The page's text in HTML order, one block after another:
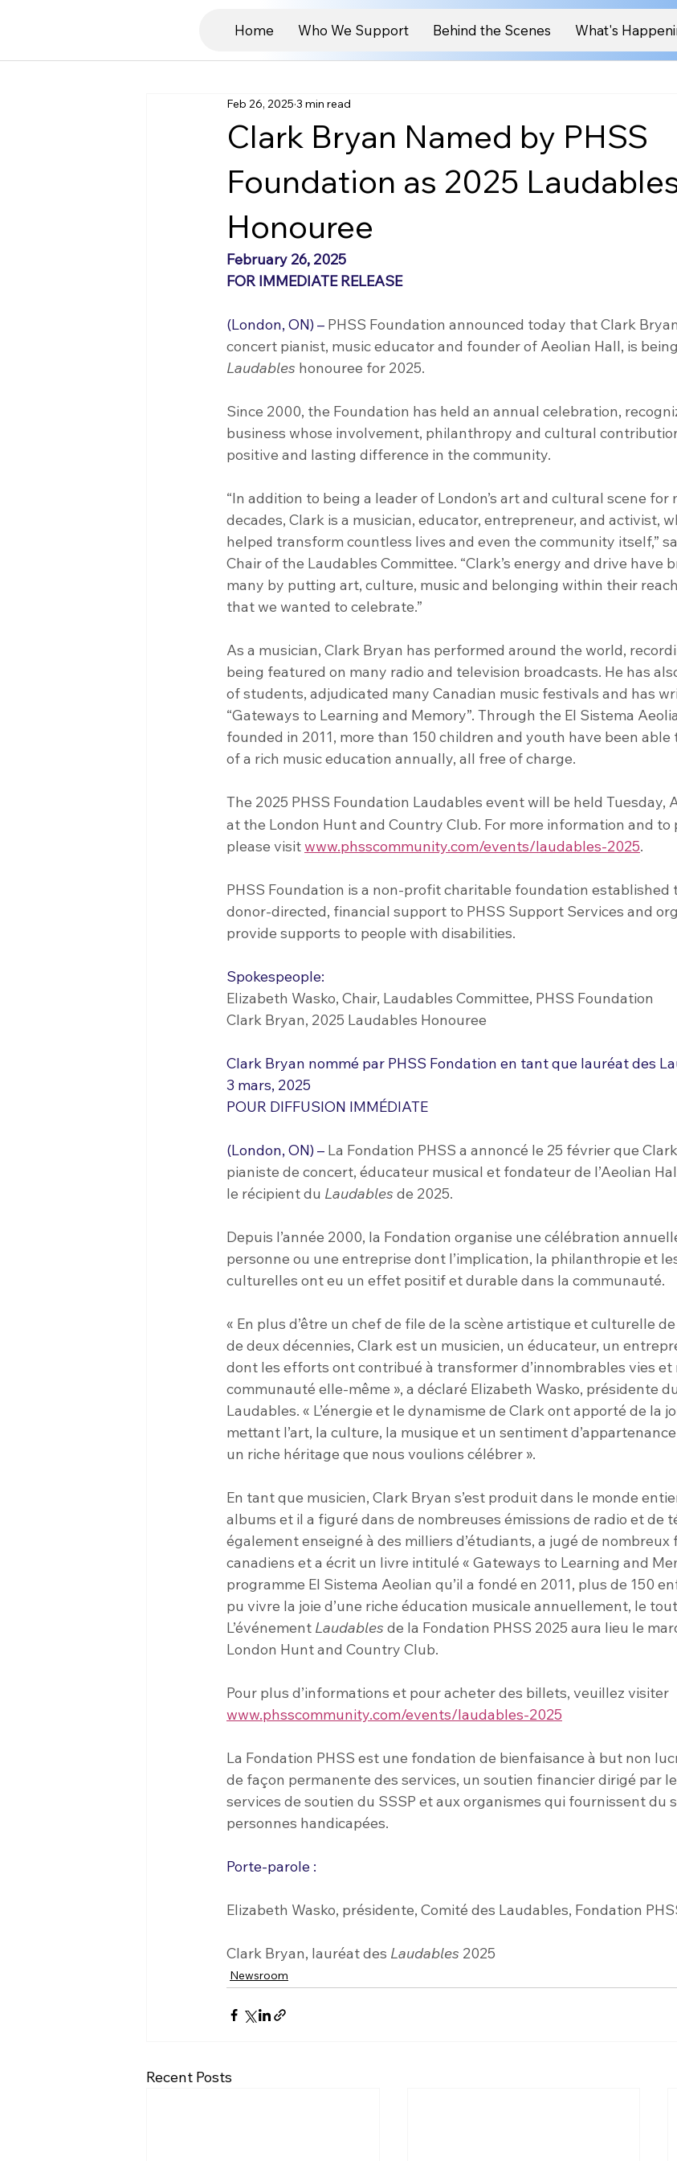
Home Who We Support Behind the Scenes What's
Clark Bryan Named by PHSS
Foundation as 2025
Honouree
Feb 26, 2025 3 min read
February 26, 2025
FOR IMMEDIATE RELEASE
(London, ON) – PHSS Foundation announced today that Clark
concert pianist, music educator and founder of Aeolian Hall, is
Laudables honouree for 2025.
Since 2000, the Foundation has held an annual celebration,
business whose involvement, philanthropy and cultural
positive and lasting difference in the community.
“In addition to being a leader of London’s art and cultural scene for
decades, Clark is a musician, educator, entrepreneur, and activist,
helped transform countless lives and even the community itself,”
Chair of the Laudables Committee. “Clark’s energy and drive have
many by putting art, culture, music and belonging within their
that we wanted to celebrate.”
As a musician, Clark Bryan has performed around the world,
being featured on many radio and television broadcasts. He has
of students, adjudicated many Canadian music festivals and has
“Gateways to Learning and Memory”. Through the El Sistema
founded in 2011, more than 150 children and youth have been able
of a rich music education annually, all free of charge.
The 2025 PHSS Foundation Laudables event will be held Tuesday,
at the London Hunt and Country Club. For more information and to
please visit www.phsscommunity.com/events/laudables-2025.
PHSS Foundation is a non-profit charitable foundation established
donor-directed, financial support to PHSS Support Services and
provide supports to people with disabilities.
Spokespeople:
Elizabeth Wasko, Chair, Laudables Committee, PHSS Foundation
Clark Bryan, 2025 Laudables Honouree
Clark Bryan nommé par PHSS Fondation en tant que lauréat des
3 mars, 2025
POUR DIFFUSION IMMÉDIATE
(London, ON) – La Fondation PHSS a annoncé le 25 février que
pianiste de concert, éducateur musical et fondateur de l’Aeolian
le récipient du Laudables de 2025.
Depuis l’année 2000, la Fondation organise une célébration
personne ou une entreprise dont l’implication, la philanthropie et
culturelles ont eu un effet positif et durable dans la communauté.
« En plus d’être un chef de file de la scène artistique et culturelle
de deux décennies, Clark est un musicien, un éducateur, un
dont les efforts ont contribué à transformer d’innombrables vies et
communauté elle-même », a déclaré Elizabeth Wasko, présidente
Laudables. « L’énergie et le dynamisme de Clark ont apporté de la
mettant l’art, la culture, la musique et un sentiment d’appartenance
un riche héritage que nous voulions célébrer ».
En tant que musicien, Clark Bryan s’est produit dans le monde
albums et il a figuré dans de nombreuses émissions de radio et de
également enseigné à des milliers d’étudiants, a jugé de
canadiens et a écrit un livre intitulé « Gateways to Learning and
programme El Sistema Aeolian qu’il a fondé en 2011, plus de 150
pu vivre la joie d’une riche éducation musicale annuellement, le
L’événement Laudables de la Fondation PHSS 2025 aura lieu le
London Hunt and Country Club.
Pour plus d’informations et pour acheter des billets, veuillez visiter
www.phsscommunity.com/events/laudables-2025
La Fondation PHSS est une fondation de bienfaisance à but non
de façon permanente des services, un soutien financier dirigé par
services de soutien du SSSP et aux organismes qui fournissent du
personnes handicapées.
Porte-parole :
Elizabeth Wasko, présidente, Comité des Laudables, Fondation
Clark Bryan, lauréat des Laudables 2025
Newsroom
Recent Posts